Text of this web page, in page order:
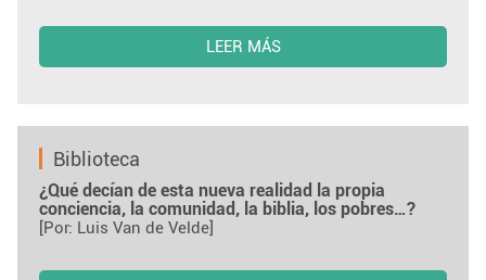
LEER MÁS
Biblioteca
¿Qué decían de esta nueva realidad la propia
conciencia, la comunidad, la biblia, los pobres…?
[Por: Luis Van de Velde]